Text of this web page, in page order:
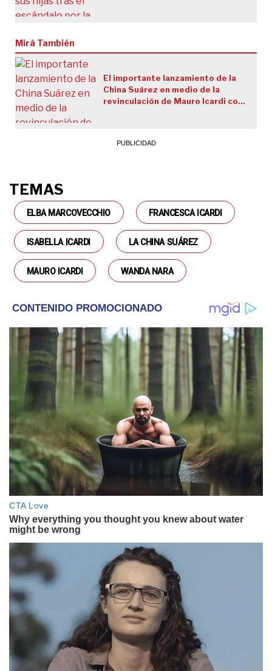
Mirá También
El importante lanzamiento de la
China Suárez en medio de la
revinculación de Mauro Icardi con
TEMAS
ELBA MARCOVECCHIO FRANCESCA ICARDI
ISABELLA ICARDI LA CHINA SUÁREZ
MAURO ICARDI WANDA NARA